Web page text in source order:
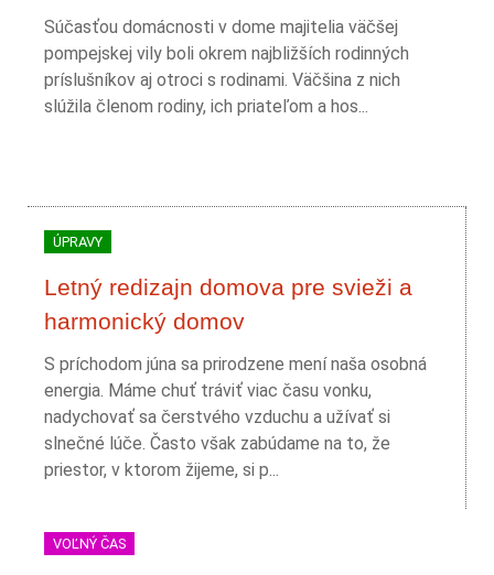
Súčasťou domácnosti v dome majitelia väčšej
pompejskej vily boli okrem najbližších rodinných
príslušníkov aj otroci s rodinami. Väčšina z nich
slúžila členom rodiny, ich priateľom a hos...
ÚPRAVY
Letný redizajn domova pre svieži a
harmonický domov
S príchodom júna sa prirodzene mení naša osobná
energia. Máme chuť tráviť viac času vonku,
nadychovať sa čerstvého vzduchu a užívať si
slnečné lúče. Často však zabúdame na to, že
priestor, v ktorom žijeme, si p...
VOĽNÝ ČAS